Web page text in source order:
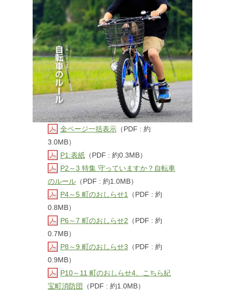
全ページ一括表示 （PDF : 約
3.0MB）
P1:表紙 （PDF : 約0.3MB）
P2～3 特集 守っていますか？自転車
のルール （PDF : 約1.0MB）
P4～5 町のおしらせ1
（PDF : 約
0.8MB）
P6～7 町のおしらせ2 （PDF : 約
0.7MB）
P8～9 町のおしらせ3 （PDF : 約
0.9MB）
P10～11 町のおしらせ4、こちら紀
宝町消防団
（PDF : 約1.0MB）